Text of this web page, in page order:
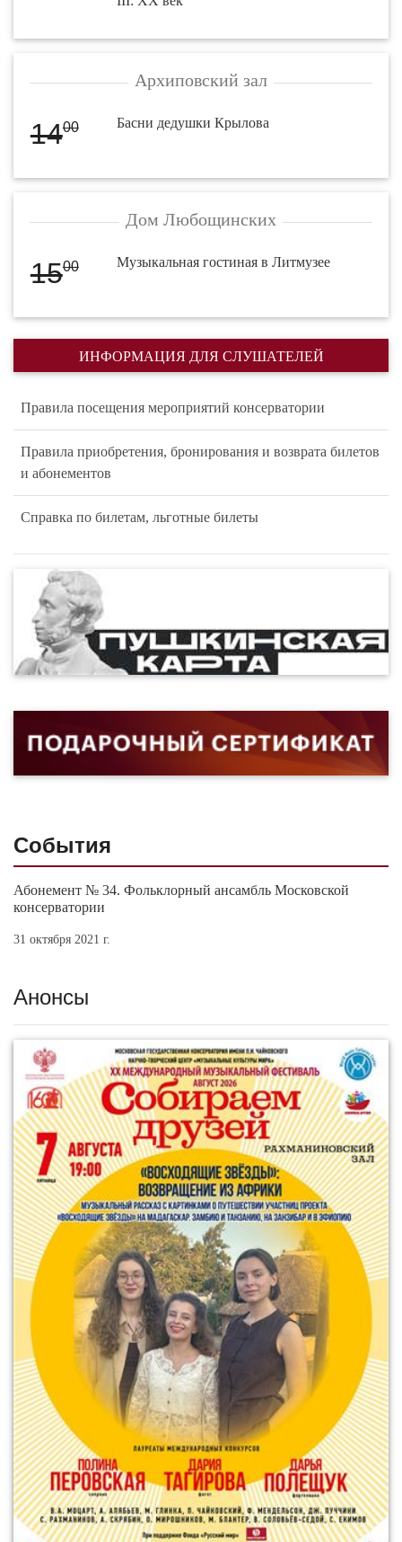
Архиповский зал
1400 Басни дедушки Крылова
Дом Любощинских
1500 Музыкальная гостиная в Литмузее
ИНФОРМАЦИЯ ДЛЯ СЛУШАТЕЛЕЙ
Правила посещения мероприятий консерватории
Правила приобретения, бронирования и возврата билетов
и абонементов
Справка по билетам, льготные билеты
События
Абонемент № 34. Фольклорный ансамбль Московской
консерватории
31 октября 2021 г.
Анонсы